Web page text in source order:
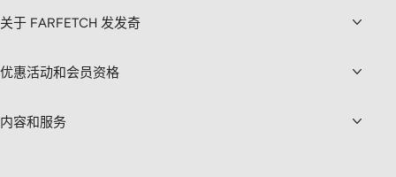
关于 FARFETCH 发发奇
优惠活动和会员资格
内容和服务